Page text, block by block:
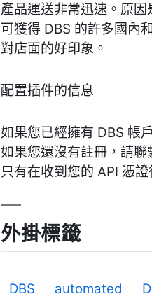
產品運送非常迅速。原
可獲得 DBS 的許多國內
對店面的好印象。
配置插件的信息
如果您已經擁有 DBS 帳
如果您還沒有註冊，請聯
只有在收到您的 API 憑
外掛標籤
DBS automated